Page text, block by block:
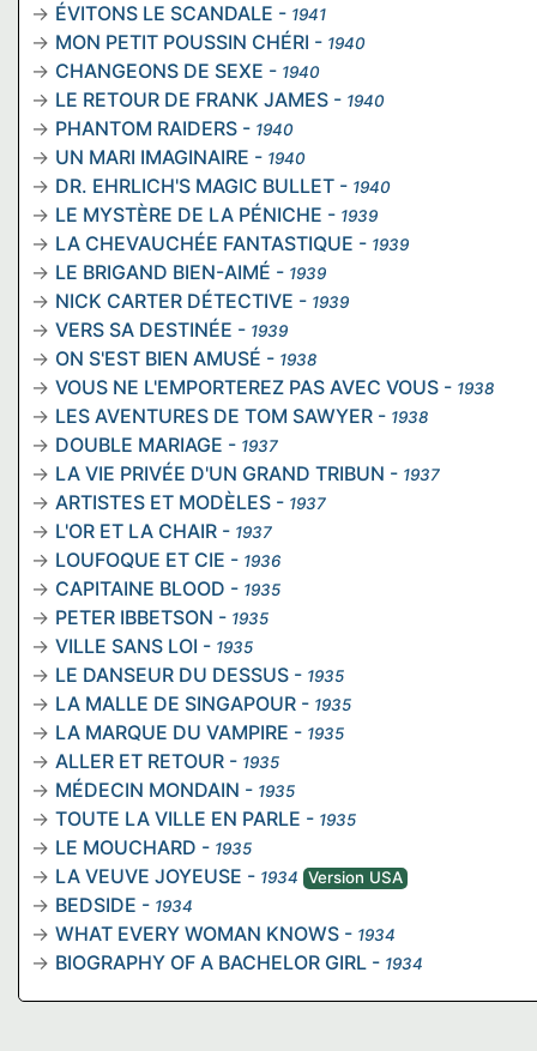
ÉVITONS LE SCANDALE - 1941
MON PETIT POUSSIN CHÉRI - 1940
CHANGEONS DE SEXE - 1940
LE RETOUR DE FRANK JAMES - 1940
PHANTOM RAIDERS - 1940
UN MARI IMAGINAIRE - 1940
DR. EHRLICH'S MAGIC BULLET - 1940
LE MYSTÈRE DE LA PÉNICHE - 1939
LA CHEVAUCHÉE FANTASTIQUE - 1939
LE BRIGAND BIEN-AIMÉ - 1939
NICK CARTER DÉTECTIVE - 1939
VERS SA DESTINÉE - 1939
ON S'EST BIEN AMUSÉ - 1938
VOUS NE L'EMPORTEREZ PAS AVEC VOUS - 1938
LES AVENTURES DE TOM SAWYER - 1938
DOUBLE MARIAGE - 1937
LA VIE PRIVÉE D'UN GRAND TRIBUN - 1937
ARTISTES ET MODÈLES - 1937
L'OR ET LA CHAIR - 1937
LOUFOQUE ET CIE - 1936
CAPITAINE BLOOD - 1935
PETER IBBETSON - 1935
VILLE SANS LOI - 1935
LE DANSEUR DU DESSUS - 1935
LA MALLE DE SINGAPOUR - 1935
LA MARQUE DU VAMPIRE - 1935
ALLER ET RETOUR - 1935
MÉDECIN MONDAIN - 1935
TOUTE LA VILLE EN PARLE - 1935
LE MOUCHARD - 1935
LA VEUVE JOYEUSE - 1934 Version USA
BEDSIDE - 1934
WHAT EVERY WOMAN KNOWS - 1934
BIOGRAPHY OF A BACHELOR GIRL - 1934